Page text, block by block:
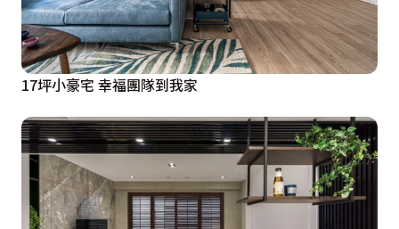
17坪小豪宅 幸福團隊到我家